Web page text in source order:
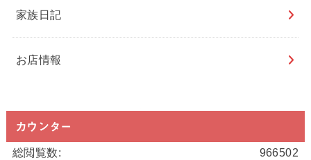
家族日記
お店情報
カウンター
966502
総閲覧数: